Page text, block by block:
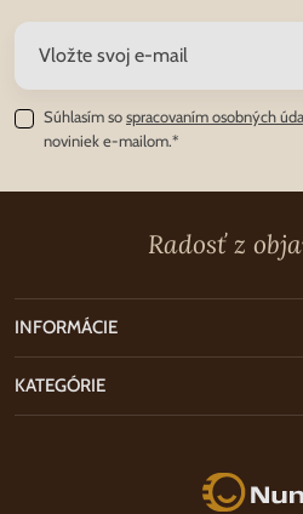
Súhlasím sospracovaním osobných
noviniek e-mailom.*
Radosť z
INFORMÁCIE
KATEGÓRIE